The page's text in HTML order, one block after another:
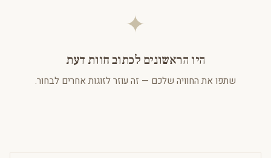
✦
היו הראשונים לכתוב חוות דעת
שתפו את החוויה שלכם — זה עוזר לזוגות אחרים לבחור.